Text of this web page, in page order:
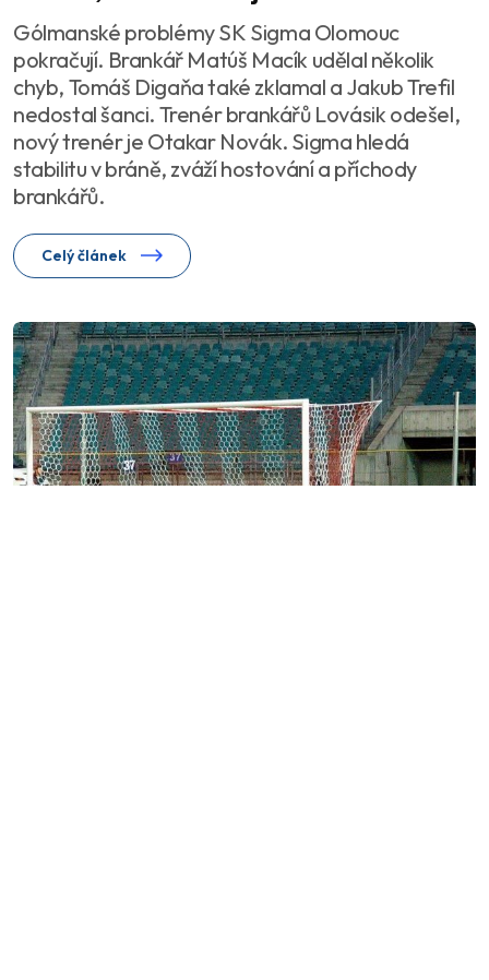
Gólmanské problémy SK Sigma Olomouc
pokračují. Brankář Matúš Macík udělal několik
chyb, Tomáš Digaňa také zklamal a Jakub Trefil
nedostal šanci. Trenér brankářů Lovásik odešel,
nový trenér je Otakar Novák. Sigma hledá
stabilitu v bráně, zváží hostování a příchody
brankářů.
Celý článek